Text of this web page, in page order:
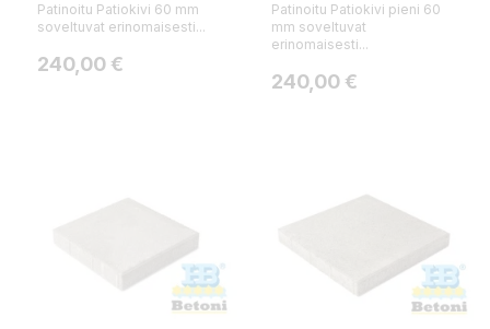
Patinoitu Patiokivi 60 mm
soveltuvat erinomaisesti...
Hinta
240,00 €
Patinoitu Patiokivi pieni 60
mm soveltuvat
erinomaisesti...
Hinta
240,00 €